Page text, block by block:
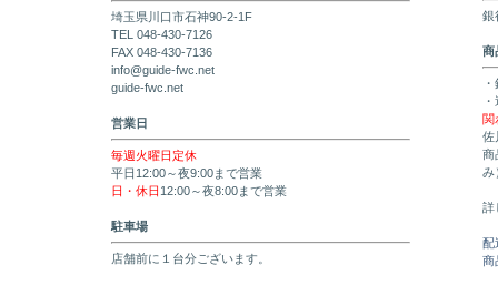
埼玉県川口市石神90-2-1F
TEL 048-430-7126
FAX 048-430-7136
info@guide-fwc.net
guide-fwc.net
営業日
毎週火曜日定休
平日12:00～夜9:00まで営業
日・休日 12:00～夜8:00まで営業
駐車場
店舗前に１台分ございます。
銀
商
関
佐
商
み
詳
配
商